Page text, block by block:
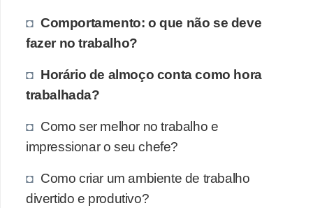
Comportamento: o que não se deve
fazer no trabalho?
Horário de almoço conta como hora
trabalhada?
Como ser melhor no trabalho e
impressionar o seu chefe?
Como criar um ambiente de trabalho
divertido e produtivo?